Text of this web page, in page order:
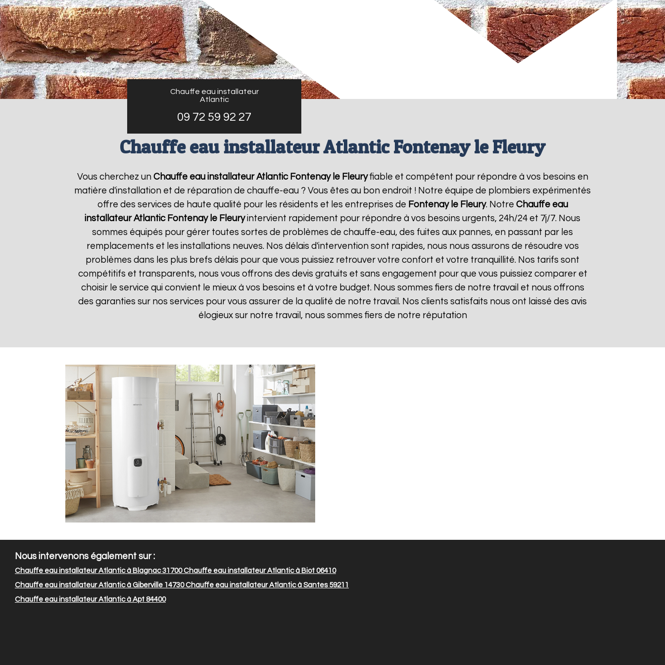
Chauffe eau installateur
Atlantic
09 72 59 92 27
Chauffe eau installateur Atlantic Fontenay le Fleury
Vous cherchez un Chauffe eau installateur Atlantic Fontenay le Fleuryfiable et compétent pour répondre à vos besoins en
matière d'installation et de réparation de chauffe-eau ? Vous êtes au bon endroit ! Notre équipe de plombiers expérimentés
offre des services de haute qualité pour les résidents et les entreprises de Fontenay le Fleury. Notre Chauffe eau
installateur Atlantic Fontenay le Fleuryintervient rapidement pour répondre à vos besoins urgents, 24h/24 et 7j/7. Nous
sommes équipés pour gérer toutes sortes de problèmes de chauffe-eau, des fuites aux pannes, en passant par les
remplacements et les installations neuves. Nos délais d'intervention sont rapides, nous nous assurons de résoudre vos
problèmes dans les plus brefs délais pour que vous puissiez retrouver votre confort et votre tranquillité. Nos tarifs sont
compétitifs et transparents, nous vous offrons des devis gratuits et sans engagement pour que vous puissiez comparer et
choisir le service qui convient le mieux à vos besoins et à votre budget. Nous sommes fiers de notre travail et nous offrons
des garanties sur nos services pour vous assurer de la qualité de notre travail. Nos clients satisfaits nous ont laissé des avis
élogieux sur notre travail, nous sommes fiers de notre réputation
Nous intervenons également sur :
Chauffe eau installateur Atlantic à Blagnac 31700Chauffe eau installateur Atlantic à Biot 06410
Chauffe eau installateur Atlantic à Giberville 14730Chauffe eau installateur Atlantic à Santes 59211
Chauffe eau installateur Atlantic à Apt 84400